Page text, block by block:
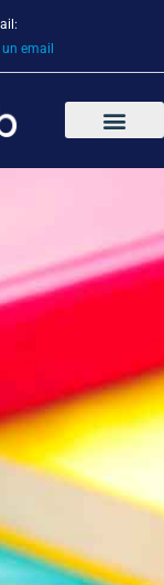
email